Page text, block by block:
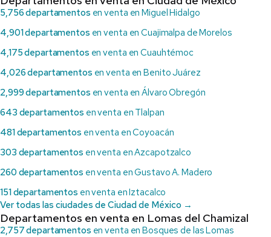
5,756 departamentos en venta en Miguel Hidalgo
4,901 departamentos en venta en Cuajimalpa de Morelos
4,175 departamentos en venta en Cuauhtémoc
4,026 departamentos en venta en Benito Juárez
2,999 departamentos en venta en Álvaro Obregón
643 departamentos en venta en Tlalpan
481 departamentos en venta en Coyoacán
303 departamentos en venta en Azcapotzalco
260 departamentos en venta en Gustavo A. Madero
151 departamentos en venta en Iztacalco
Ver todas las ciudades de Ciudad de México →
Departamentos en venta en Lomas del Chamizal
2,757 departamentos en venta en Bosques de las Lomas